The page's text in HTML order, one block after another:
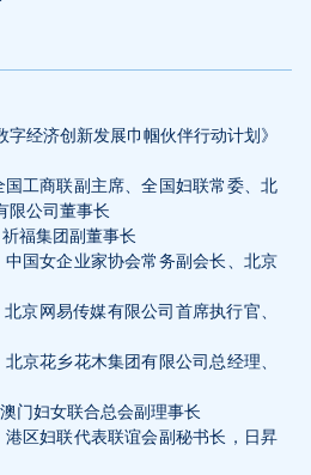
经济创新发展巾帼伙伴行动计划》
工商联副主席、全国妇联常委、北
限公司董事长
福集团副董事长
国女企业家协会常务副会长、北京
京网易传媒有限公司首席执行官、
京花乡花木集团有限公司总经理、
门妇女联合总会副理事长
区妇联代表联谊会副秘书长，日昇